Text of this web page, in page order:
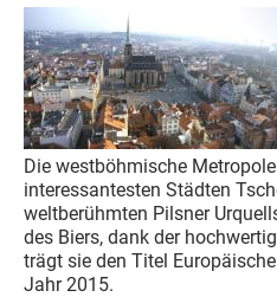
Die westböhmische
interessantesten Städten
weltberühmten Pilsner
des Biers, dank der
trägt sie den Titel
Jahr 2015.